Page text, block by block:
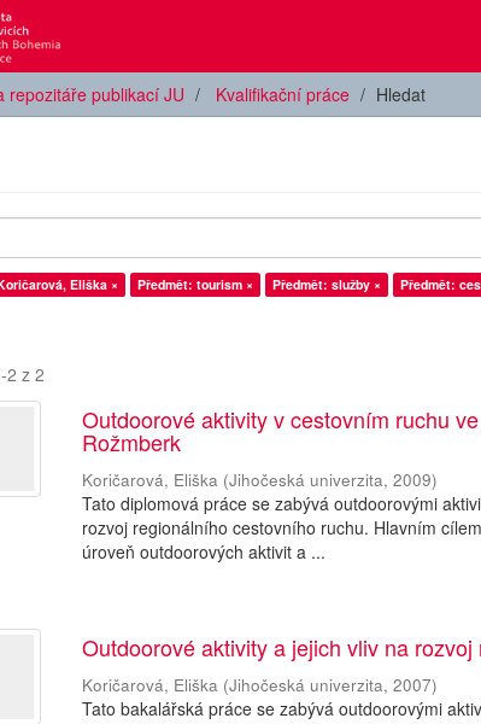
repozitáře publikací JU Kvalifikační práce Hledat
Eliška × Předmět: tourism × Předmět: služby × Předmět:
2 z 2
Outdoorové aktivity v cestovním ruchu
Rožmberk
Koričarová, Eliška (Jihočeská univerzita,2009)
Tato diplomová práce se zabývá outdoorovými
rozvoj regionálního cestovního ruchu. Hlavním
úroveň outdoorových aktivit a ...
Outdoorové aktivity a jejich vliv na
Koričarová, Eliška (Jihočeská univerzita,2007)
Tato bakalářská práce se zabývá outdoorovými